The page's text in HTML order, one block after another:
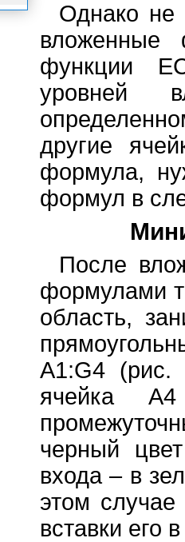
Однако не
функции
уровней
другие
формула,
формул в
После
формулами
область,
A1:G4
ячейка
черный
входа – в
этом
вставки его